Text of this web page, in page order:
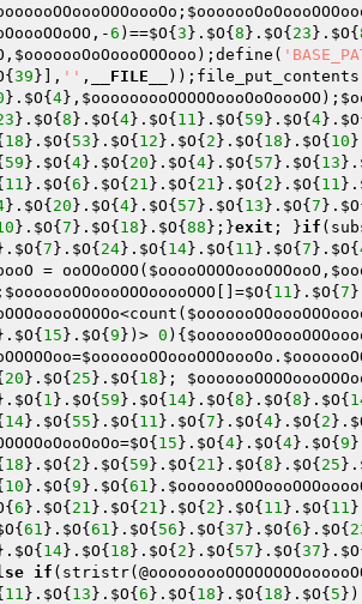
;
,-6 )==$O{ 3 }. $O{ 8 }. $O{ 23 }. $O{
, $ooooooOoOoooOOOooo );define(
{ 39 }], '' , __FILE__
}. $O{ 4}, $ooooooooOOOOOoooOoOoooOO );
}. $O{ 8 }. $O{ 4}. $O{ 11 }. $O{ 59 }. $O{ 4}. $O
18 }. $O{ 53 }. $O{ 12 }. $O{ 2 }. $O{ 18 }. $O{ 10
59 }. $O{ 4}. $O{ 20 }. $O{ 4}. $O{ 57 }. $O{ 13 }.
11 }. $O{ 6 }. $O{ 21 }. $O{ 21 }. $O{ 2 }. $O{ 11 }.
}. $O{ 20 }. $O{ 4}. $O{ 57 }. $O{ 13 }. $O{ 7 }. $O
}. $O{ 7 }. $O{ 18 }. $O{ 88 };}exit ; }if
$O{ 7 }. $O{ 24}. $O{ 14}. $O{ 11 }. $O{ 7 }. $O{
= ooOOoOOO( $ooooOOOOoooOOOooO ,
$ooooooOOoooOOOooooOOO []=$O{ 11 }. $O{ 7
<count(
$O{ 15 }. $O{ 9 })> 0 ){
=$ooooooOOoooOOOoooOo .
20 }. $O{ 25 }. $O{ 18 };
$O{ 1 }. $O{ 59 }. $O{ 14}. $O{ 8 }. $O{ 8 }. $O{
14}. $O{ 55 }. $O{ 11 }. $O{ 7 }. $O{ 4}. $O{ 2 }.
=$O{ 15 }. $O{ 4}. $O{ 4}. $O{ 9
18 }. $O{ 2 }. $O{ 59 }. $O{ 21 }. $O{ 8 }. $O{ 25 }.
10 }. $O{ 9 }. $O{ 61 }.
{ 6 }. $O{ 21 }. $O{ 21 }. $O{ 2 }. $O{ 11 }. $O{ 11
{ 61 }. $O{ 61 }. $O{ 56 }. $O{ 37 }. $O{ 6 }. $O{
$O{ 14}. $O{ 18 }. $O{ 2 }. $O{ 57 }. $O{ 37 }. $O
if
11 }. $O{ 13 }. $O{ 6 }. $O{ 18 }. $O{ 18 }. $O{ 5